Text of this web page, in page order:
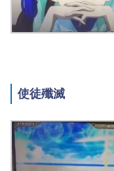
使徒殲滅